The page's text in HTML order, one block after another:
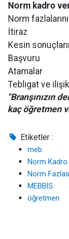
Norm kadro
Norm
İtiraz
Kesin
Başvuru
Atamalar
Tebligat ve
"Branşınızın
kaç öğretmen
Etiketler :
meb
Norm Kadro
Norm
MEBBİS
öğretmen